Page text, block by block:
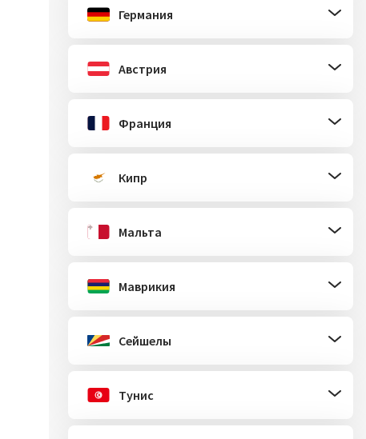
Германия
Австрия
Франция
Кипр
Мальта
Маврикия
Сейшелы
Тунис